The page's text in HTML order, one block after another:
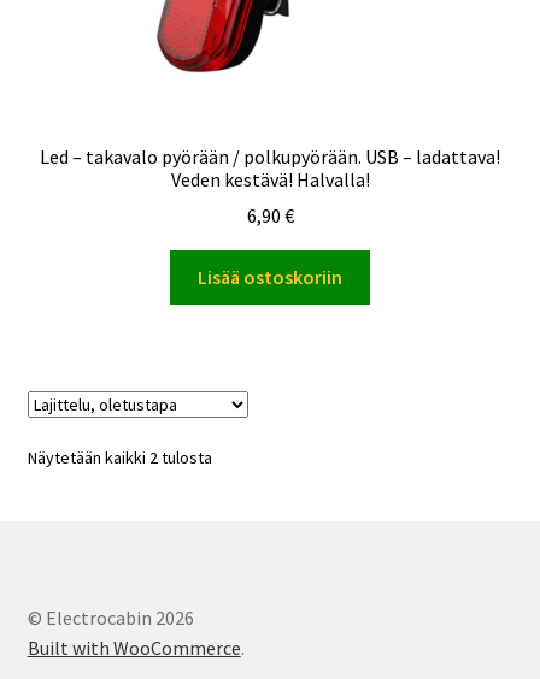
Led – takavalo pyörään / polkupyörään. USB – ladattava!
Veden kestävä! Halvalla!
6,90 €
Lisää ostoskoriin
Näytetään kaikki 2 tulosta
© Electrocabin 2026
Built with WooCommerce.